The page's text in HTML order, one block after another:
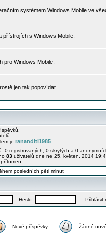
systémem Windows Mobile ve
přístrojích s Windows Mobile.
Windows Mobile.
jen tak popovídat...
je rananditi1985
0 registrovaných, 0 skrytých a 0
83 uživatelů dne ne 25. květen, 2014
posledních pěti minut
Heslo: Přihlásit
Nové příspěvky Žádné